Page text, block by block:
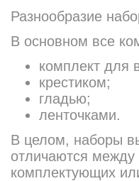
Разнообразие
В основном все
комплект для
крестиком;
гладью;
ленточками.
В целом, наборы
отличаются
комплектующих